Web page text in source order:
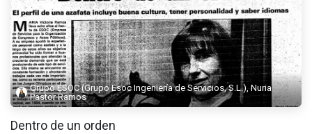
Grupo ESOC (Grupo Esoc Ingeniería de Servicios, S.L.), Nuria
Pastor Ramos
Dentro de un orden